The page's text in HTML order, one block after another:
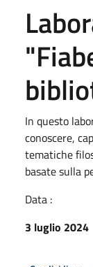
In questo
conoscere,
tematiche
basate sulla
Data :
3 luglio 2024